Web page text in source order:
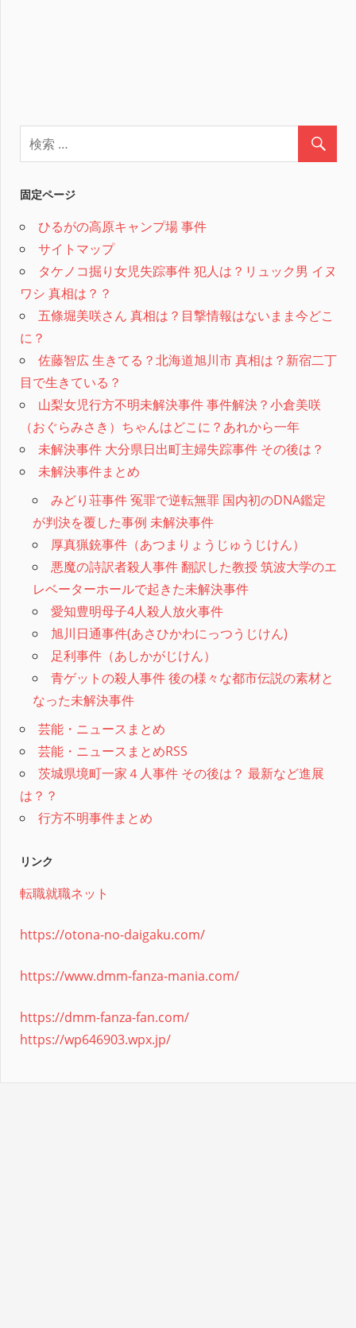
固定ページ
ひるがの高原キャンプ場 事件
サイトマップ
タケノコ掘り女児失踪事件 犯人は？リュック男 イヌ
ワシ 真相は？？
五條堀美咲さん 真相は？目撃情報はないまま今どこ
に？
佐藤智広 生きてる？北海道旭川市 真相は？新宿二丁
目で生きている？
山梨女児行方不明未解決事件 事件解決？小倉美咲
（おぐらみさき）ちゃんはどこに？あれから一年
未解決事件 大分県日出町主婦失踪事件 その後は？
未解決事件まとめ
みどり荘事件 冤罪で逆転無罪 国内初のDNA鑑定
が判決を覆した事例 未解決事件
厚真猟銃事件（あつまりょうじゅうじけん）
悪魔の詩訳者殺人事件 翻訳した教授 筑波大学のエ
レベーターホールで起きた未解決事件
愛知豊明母子4人殺人放火事件
旭川日通事件(あさひかわにっつうじけん)
足利事件（あしかがじけん）
青ゲットの殺人事件 後の様々な都市伝説の素材と
なった未解決事件
芸能・ニュースまとめ
芸能・ニュースまとめRSS
茨城県境町一家４人事件 その後は？ 最新など進展
は？？
行方不明事件まとめ
リンク
転職就職ネット
https://otona-no-daigaku.com/
https://www.dmm-fanza-mania.com/
https://dmm-fanza-fan.com/
https://wp646903.wpx.jp/